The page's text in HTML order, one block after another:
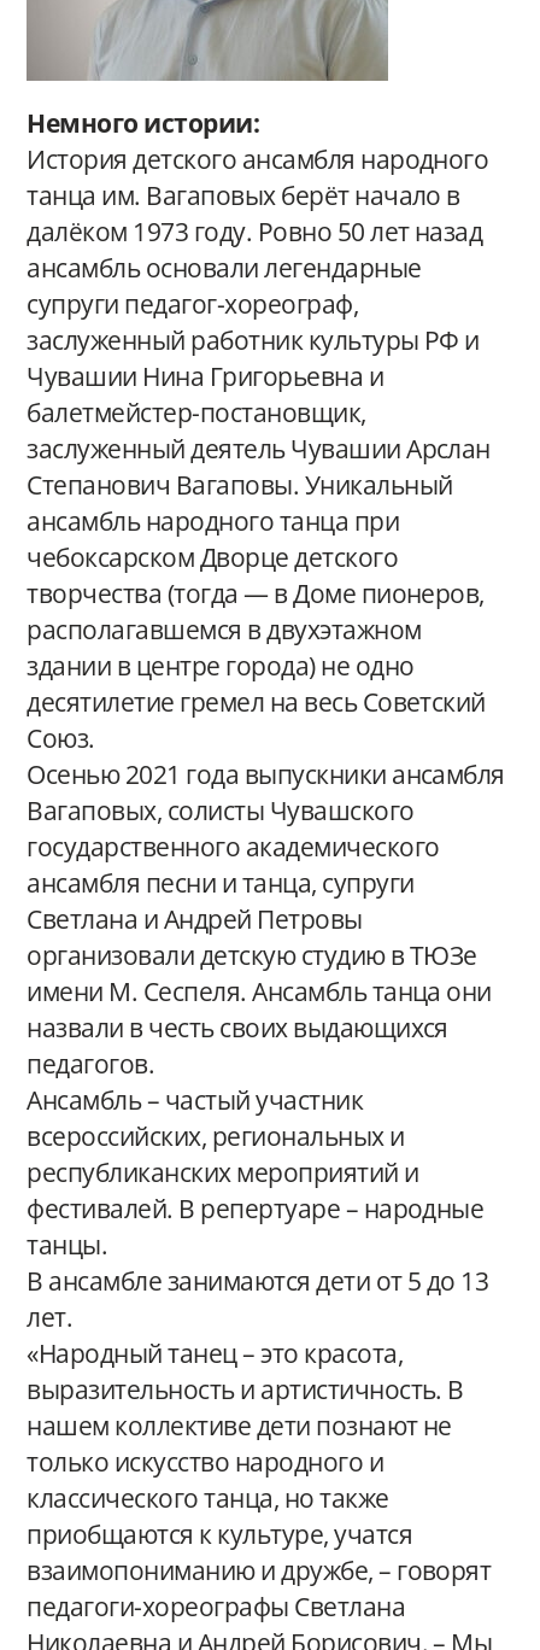
Немного истории:
История детского ансамбля народного
танца им. Вагаповых берёт начало в
далёком 1973 году. Ровно 50 лет назад
ансамбль основали легендарные
супруги педагог-хореограф,
заслуженный работник культуры РФ и
Чувашии Нина Григорьевна и
балетмейстер-постановщик,
заслуженный деятель Чувашии Арслан
Степанович Вагаповы. Уникальный
ансамбль народного танца при
чебоксарском Дворце детского
творчества (тогда — в Доме пионеров,
располагавшемся в двухэтажном
здании в центре города) не одно
десятилетие гремел на весь Советский
Союз.
Осенью 2021 года выпускники ансамбля
Вагаповых, солисты Чувашского
государственного академического
ансамбля песни и танца, супруги
Светлана и Андрей Петровы
организовали детскую студию в ТЮЗе
имени М. Сеспеля. Ансамбль танца они
назвали в честь своих выдающихся
педагогов.
Ансамбль – частый участник
всероссийских, региональных и
республиканских мероприятий и
фестивалей. В репертуаре – народные
танцы.
В ансамбле занимаются дети от 5 до 13
лет.
«Народный танец – это красота,
выразительность и артистичность. В
нашем коллективе дети познают не
только искусство народного и
классического танца, но также
приобщаются к культуре, учатся
взаимопониманию и дружбе, – говорят
педагоги-хореографы Светлана
Николаевна и Андрей Борисович. – Мы